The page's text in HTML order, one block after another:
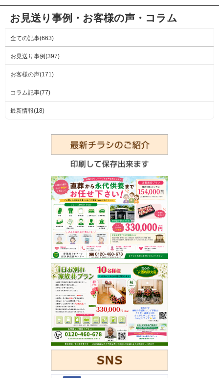
お見送り事例・お客様の声・コラム
全ての記事(663)
お見送り事例(397)
お客様の声(171)
コラム記事(77)
最新情報(18)